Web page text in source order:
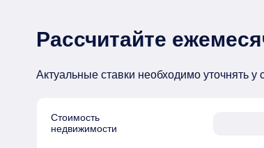
Рассчитайте
Актуальные ставки необходимо уточнять у
Стоимость
недвижимости